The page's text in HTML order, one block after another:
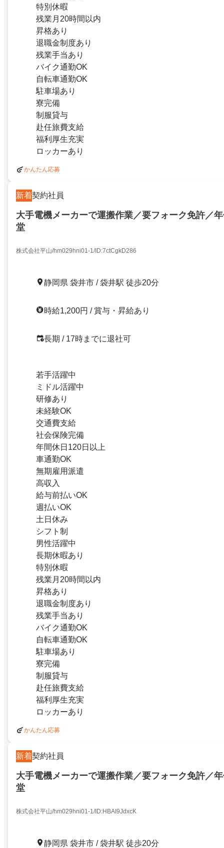
特別休暇
残業月20時間以内
昇格あり
退職金制度あり
残業手当あり
バイク通勤OK
自転車通勤OK
駐車場あり
寮完備
制服貸与
赴任旅費支給
福利厚生充実
ロッカーあり
かんたん応募
新着契約社員
大手電機メーカーで運搬作業／要フォーク免許／
堂
株式会社平山/hm029hni01-1/ID:7ctCgkD286
静岡県 袋井市 / 袋井駅 徒歩20分
時給1,200円 / 賞与・昇給あり
長期 / 17時までに退社可
若手活躍中
ミドル活躍中
研修あり
未経験OK
交通費支給
社会保険完備
年間休日120日以上
車通勤OK
無期雇用派遣
高収入
給与前払いOK
週払いOK
土日休み
シフト制
男性活躍中
長期休暇あり
特別休暇
残業月20時間以内
昇格あり
退職金制度あり
残業手当あり
バイク通勤OK
自転車通勤OK
駐車場あり
寮完備
制服貸与
赴任旅費支給
福利厚生充実
ロッカーあり
かんたん応募
新着契約社員
大手電機メーカーで運搬作業／要フォーク免許／
堂
株式会社平山/hm029hni01-1/ID:HBAI9JdxcK
静岡県 袋井市 / 袋井駅 徒歩20分